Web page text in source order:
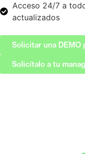
Acceso 24/7 a
actualizados
Solicitar una DEMO
Solicítalo a tu